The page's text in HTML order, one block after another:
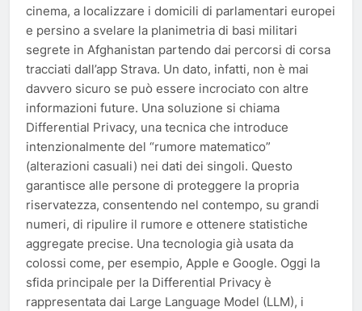
cinema, a localizzare i domicili di parlamentari europei
e persino a svelare la planimetria di basi militari
segrete in Afghanistan partendo dai percorsi di corsa
tracciati dall’app Strava. Un dato, infatti, non è mai
davvero sicuro se può essere incrociato con altre
informazioni future. Una soluzione si chiama
Differential Privacy, una tecnica che introduce
intenzionalmente del “rumore matematico”
(alterazioni casuali) nei dati dei singoli. Questo
garantisce alle persone di proteggere la propria
riservatezza, consentendo nel contempo, su grandi
numeri, di ripulire il rumore e ottenere statistiche
aggregate precise. Una tecnologia già usata da
colossi come, per esempio, Apple e Google. Oggi la
sfida principale per la Differential Privacy è
rappresentata dai Large Language Model (LLM), i